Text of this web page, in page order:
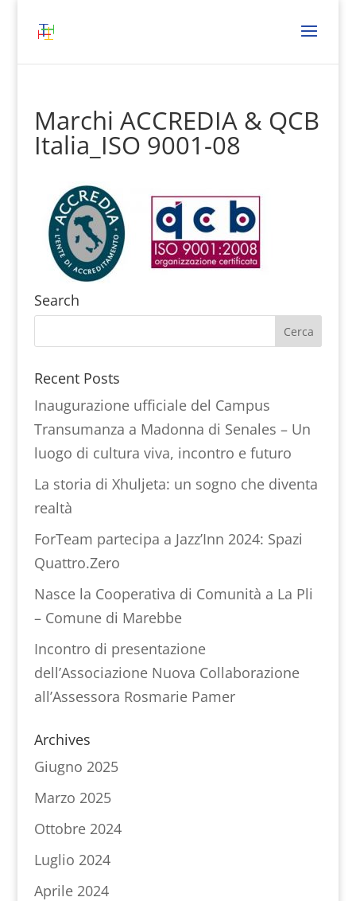
Marchi ACCREDIA & QCB
Italia_ISO 9001-08
Search
Recent Posts
Inaugurazione ufficiale del Campus
Transumanza a Madonna di Senales – Un
luogo di cultura viva, incontro e futuro
La storia di Xhuljeta: un sogno che diventa
realtà
ForTeam partecipa a Jazz’Inn 2024: Spazi
Quattro.Zero
Nasce la Cooperativa di Comunità a La Pli
– Comune di Marebbe
Incontro di presentazione
dell’Associazione Nuova Collaborazione
all’Assessora Rosmarie Pamer
Archives
Giugno 2025
Marzo 2025
Ottobre 2024
Luglio 2024
Aprile 2024